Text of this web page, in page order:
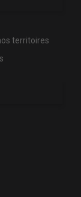
territoires